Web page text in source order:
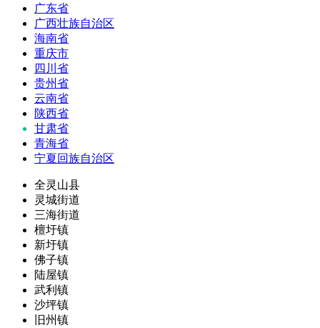
广东省
广西壮族自治区
海南省
重庆市
四川省
贵州省
云南省
陕西省
甘肃省
青海省
宁夏回族自治区
全灵山县
灵城街道
三海街道
檀圩镇
新圩镇
佛子镇
陆屋镇
武利镇
沙坪镇
旧州镇